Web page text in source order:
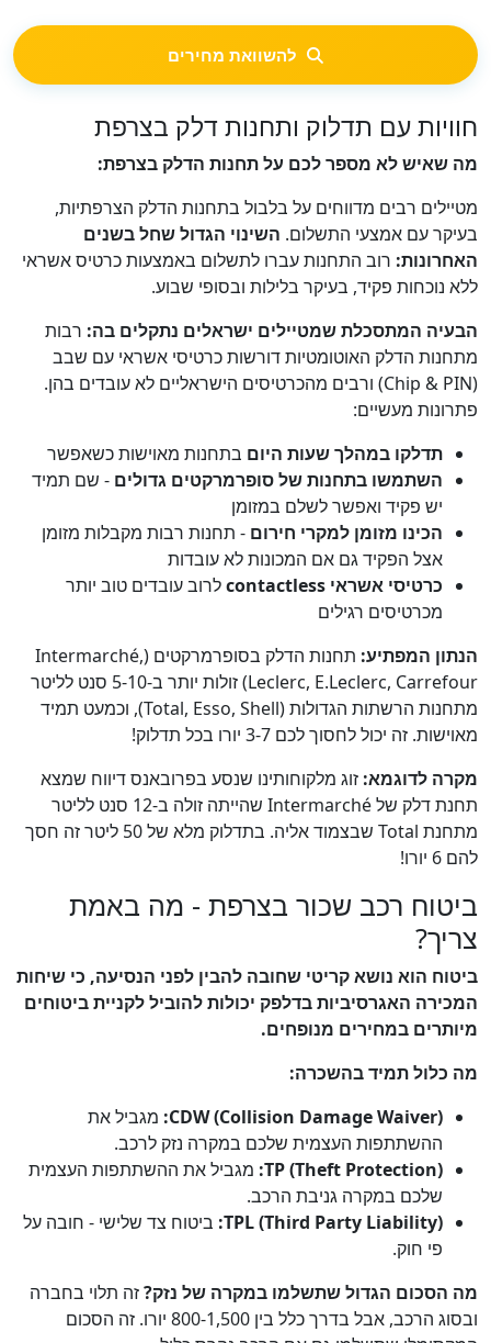
להשוואת מחירים
חוויות עם תדלוק ותחנות דלק בצרפת
מה שאיש לא מספר לכם על תחנות הדלק בצרפת:
מטיילים רבים מדווחים על בלבול בתחנות הדלק הצרפתיות,
בעיקר עם אמצעי התשלום. השינוי הגדול שחל בשנים
האחרונות: רוב התחנות עברו לתשלום באמצעות כרטיס אשראי
ללא נוכחות פקיד, בעיקר בלילות ובסופי שבוע.
הבעיה המתסכלת שמטיילים ישראלים נתקלים בה: רבות
מתחנות הדלק האוטומטיות דורשות כרטיסי אשראי עם שבב
(Chip & PIN) ורבים מהכרטיסים הישראליים לא עובדים בהן.
פתרונות מעשיים:
תדלקו במהלך שעות היום בתחנות מאוישות כשאפשר
השתמשו בתחנות של סופרמרקטים גדולים - שם תמיד
יש פקיד ואפשר לשלם במזומן
הכינו מזומן למקרי חירום - תחנות רבות מקבלות מזומן
אצל הפקיד גם אם המכונות לא עובדות
כרטיסי אשראי contactless
לרוב עובדים טוב יותר
מכרטיסים רגילים
הנתון המפתיע:
תחנות הדלק בסופרמרקטים (Intermarché,
Leclerc, E.Leclerc, Carrefour) זולות יותר ב-5-10 סנט לליטר
מתחנות הרשתות הגדולות (Total, Esso, Shell), וכמעט תמיד
מאוישות. זה יכול לחסוך לכם 3-7 יורו בכל תדלוק!
מקרה לדוגמא: זוג מלקוחותינו שנסע בפרובאנס דיווח שמצא
תחנת דלק של Intermarché שהייתה זולה ב-12 סנט לליטר
מתחנת Total שבצמוד אליה. בתדלוק מלא של 50 ליטר זה חסך
להם 6 יורו!
ביטוח רכב שכור בצרפת - מה באמת
צריך?
ביטוח הוא נושא קריטי שחובה להבין לפני הנסיעה, כי שיחות
המכירה האגרסיביות בדלפק יכולות להוביל לקניית ביטוחים
מיותרים במחירים מנופחים.
מה כלול תמיד בהשכרה:
CDW (Collision Damage Waiver): מגביל את
ההשתתפות העצמית שלכם במקרה נזק לרכב.
TP (Theft Protection): מגביל את ההשתתפות העצמית
שלכם במקרה גניבת הרכב.
TPL (Third Party Liability): ביטוח צד שלישי - חובה על
פי חוק.
מה הסכום הגדול שתשלמו במקרה של נזק?זה תלוי בחברה
ובסוג הרכב, אבל בדרך כלל בין 800-1,500 יורו. זה הסכום